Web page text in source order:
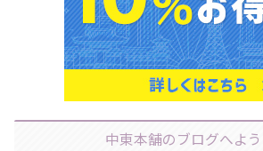
中東本舗のブログへよ